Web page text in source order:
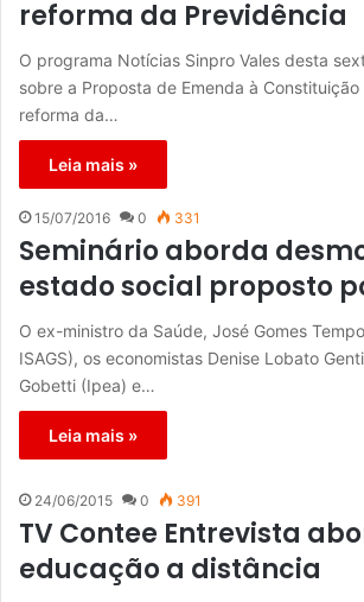
reforma da Previdência
O programa Notícias Sinpro Vales desta
sobre a Proposta de Emenda à
reforma da…
Leia mais »
15/07/2016 0 331
Seminário aborda
estado social proposto
O ex-ministro da Saúde, José Gomes
ISAGS), os economistas Denise Lobato
Gobetti (Ipea) e…
Leia mais »
24/06/2015 0 391
TV Contee Entrevista
educação a distância